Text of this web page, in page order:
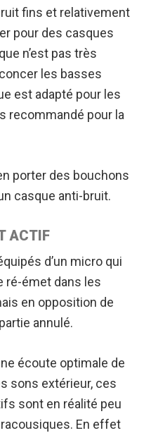
fins et relativement
pour des casques
n’est pas très
les basses
est adapté pour les
recommandé pour la
porter des bouchons
casque anti-bruit.
ACTIF
d’un micro qui
ré-émet dans les
en opposition de
annulé.
écoute optimale de
sons extérieur, ces
sont en réalité peu
En effet